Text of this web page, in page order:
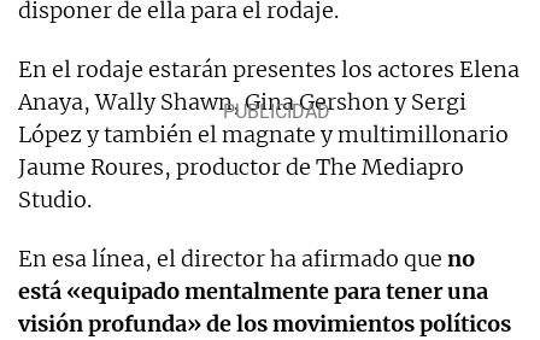
disponer de ella para el rodaje.
En el rodaje estarán presentes los actores Elena
Anaya, Wally Shawn, Gina Gershon y Sergi
López y también el magnate y multimillonario
Jaume Roures, productor de The Mediapro
Studio.
En esa línea, el director ha afirmado que no
está «equipado mentalmente para tener una
visión profunda» de los movimientos políticos